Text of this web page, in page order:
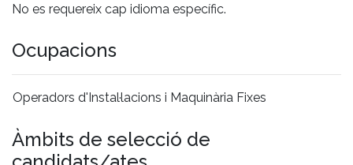
No es requereix cap idioma específic.
Ocupacions
Operadors d'Instal·lacions i Maquinària Fixes
Àmbits de selecció de